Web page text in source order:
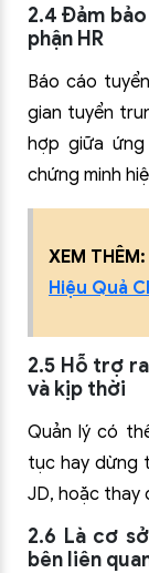
2.4 Đảm
phận HR
Báo cáo
gian tuyển
hợp giữa
chứng minh
XEM THÊM:
Hiệu Quả
2.5 Hỗ trợ
và kịp thời
Quản lý có
tục hay dừng
JD, hoặc thay
2.6 Là cơ
bên liên